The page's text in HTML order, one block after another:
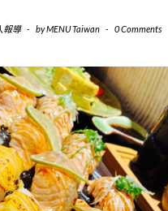
報導 - byMENU Taiwan - 0 Comments